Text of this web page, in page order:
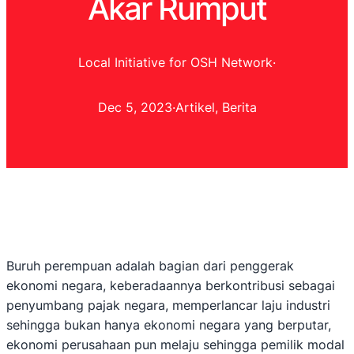
Akar Rumput
Local Initiative for OSH Network·
Dec 5, 2023·Artikel, Berita
Buruh perempuan adalah bagian dari penggerak
ekonomi negara, keberadaannya berkontribusi sebagai
penyumbang pajak negara, memperlancar laju industri
sehingga bukan hanya ekonomi negara yang berputar,
ekonomi perusahaan pun melaju sehingga pemilik modal